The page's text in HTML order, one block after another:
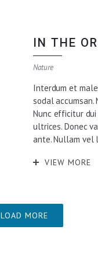
IN THE
Nature
Interdum et
sodal
Nunc efficitur
ultrices. Donec
ante. Nullam vel
VIEW MORE
LOAD MORE